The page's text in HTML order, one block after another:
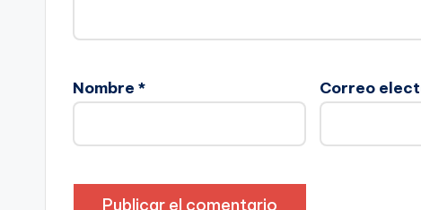
Nombre * Correo